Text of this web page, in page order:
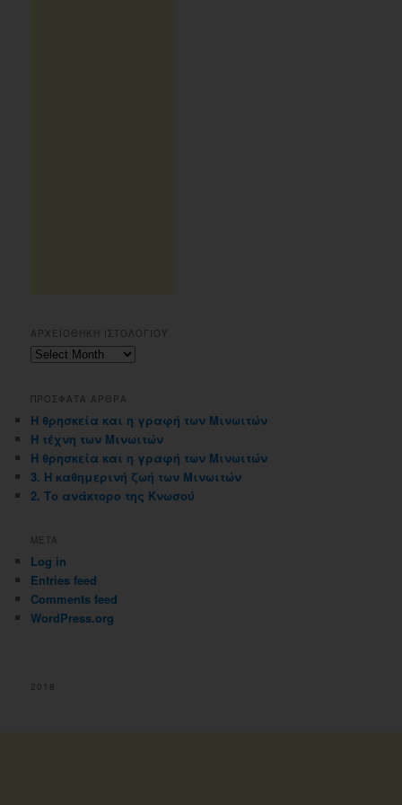
ΑΡΧΕΙΟΘΗΚΗ ΙΣΤΟΛΟΓΙΟΥ
Αρχειοθηκη
ΠΡΟΣΦΑΤΑ ΑΡΘΡΑ
Η θρησκεία και η γραφή των Μινωιτών
Η τέχνη των Μινωιτών
Η θρησκεία και η γραφή των Μινωιτών
3. Η καθημερινή ζωή των Μινωιτών
2. Το ανάκτορο της Κνωσού
META
Log in
Entries feed
Comments feed
WordPress.org
2018